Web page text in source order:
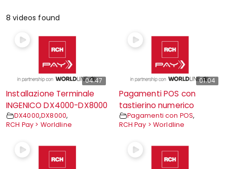
8 videos found
04:47
Installazione Terminale
INGENICO DX4000-DX8000
DX4000,DX8000,
RCH Pay > Worldline
01:04
Pagamenti POS con
tastierino numerico
Pagamenti con POS,
RCH Pay > Worldline